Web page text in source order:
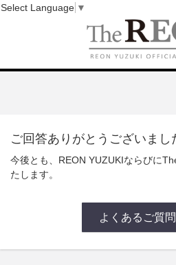
ご回答ありがとうございまし
今後とも、REON YUZUKIならびに
たします。
よくあるご質
Select Language ▼